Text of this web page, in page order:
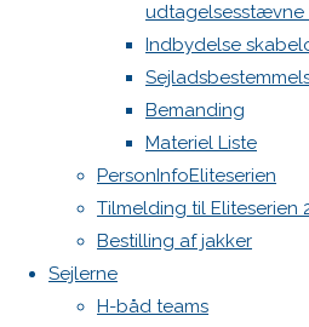
udtagelsesstævne
Indbydelse
Bemanding
Materiel Liste
PersonInfoEliteserien
Tilmelding til Eliteserien
Bestilling af jakker
Sejlerne
H-båd teams
Din e-
mailadresse
vil ikke
blive
publiceret.
Krævede
felter er
markeret
med*